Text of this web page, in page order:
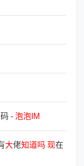
- 泡泡 IM
大佬知道吗 现在